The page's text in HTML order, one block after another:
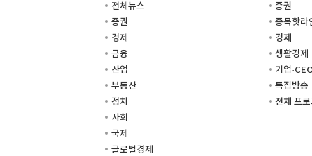
전체뉴스
증권
경제
금융
산업
부동산
정치
사회
국제
글로벌경제
증권
종목핫라
경제
생활경제
기업
특집방송
전체 프